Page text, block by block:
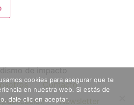
de impacto
Contacto
Newsletter
cookies para asegurar que te
en nuestra web. Si estás de
dale clic en aceptar.